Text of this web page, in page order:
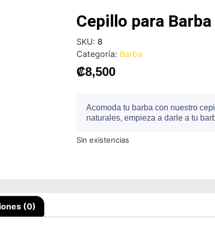
Cepillo para
SKU: 8
Categoría: Barba
₡8,500
Acomoda tu barba con nuestro
naturales, empieza a darle a tu
Sin existencias
(0)